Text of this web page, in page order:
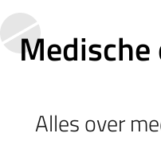
Medische
Alles over